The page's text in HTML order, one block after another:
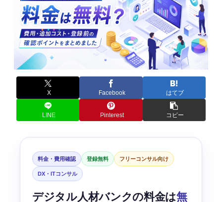
X Facebook はてブ
LINE Pinterest コピー
料金・費用確認 登録無料 フリーコンサル向け
DX・ITコンサル
デジタル人材バンクの料金は無